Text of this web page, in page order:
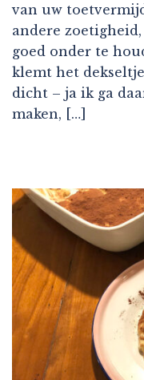
van uw
andere
goed onder te
klemt het
dicht – ja ik ga
maken, […]